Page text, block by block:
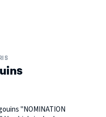
"NOMINATION